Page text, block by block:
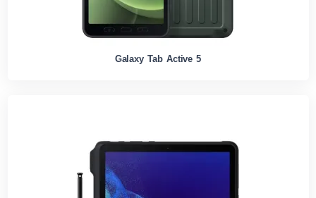
Galaxy Tab Active 5